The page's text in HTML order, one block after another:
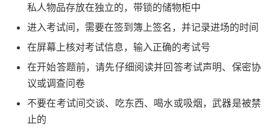
私人物品存放在独立的，带锁的储物柜中
进入考试间，需要在签到簿上签名，并记录进场的时间
在屏幕上核对考试信息，输入正确的考试号
在开始答题前，请先仔细阅读并回答考试声明、保密协
议或调查问卷
不要在考试间交谈、吃东西、喝水或吸烟，武器是被禁
止的